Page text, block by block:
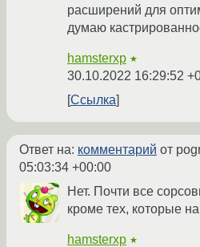
расширений для
думаю
hamsterxp ★
30.10.2022 16:29:52
Ссылка
Ответ на: комментарий от
05:03:34 +00:00
Нет. Почти все
кроме тех, которые
hamsterxp ★